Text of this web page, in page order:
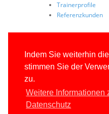
Indem Sie weiterhin
stimmen Sie der
zu.
Weitere Informationen
Datenschutz
Trainerprofile
Referenzkunden